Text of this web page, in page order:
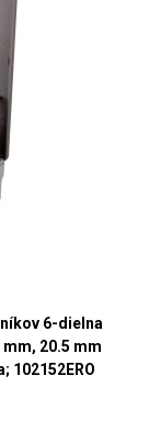
6-dielna
20.5 mm
102152ERO